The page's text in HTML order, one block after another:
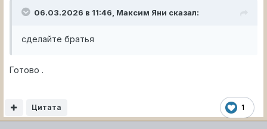
06.03.2026 в 11:46, Максим Яни сказал:
сделайте братья
Готово .
1
Цитата